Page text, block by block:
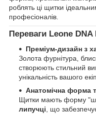
роблять ці щитки
професіоналів.
Переваги Leone DNA
Преміум-дизайн з
Золота фурнітура,
створюють стильний
унікальність вашого
Анатомічна форма
Щитки мають форму
липучці, що